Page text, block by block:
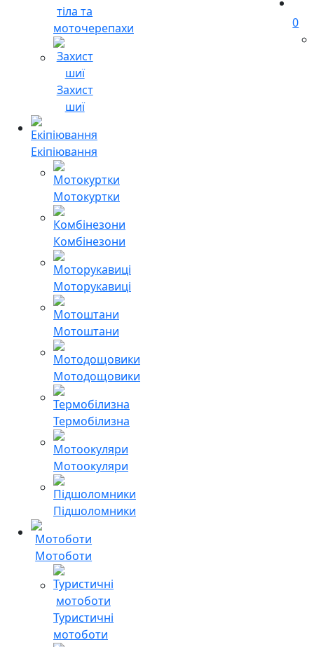
тіла та
моточерепахи
Захист
шиї
Екіпіювання
Мотокуртки
Комбінезони
Моторукавиці
Мотоштани
Мотодощовики
Термобілизна
Мотоокуляри
Підшоломники
Мотоботи
Туристичні
мотоботи
0